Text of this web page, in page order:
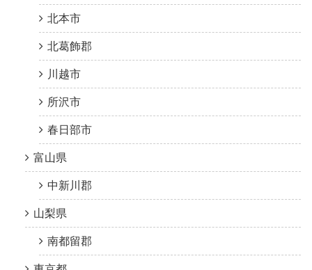
北本市
北葛飾郡
川越市
所沢市
春日部市
富山県
中新川郡
山梨県
南都留郡